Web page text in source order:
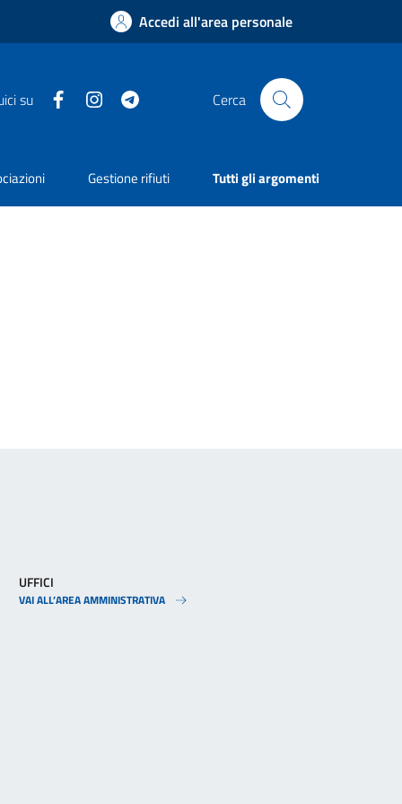
Accedi all'area personale
su Facebook Instagram Cerca
Gestione rifiuti Tutti gli argomenti
UFFICI
VAI ALL’AREA AMMINISTRATIVA